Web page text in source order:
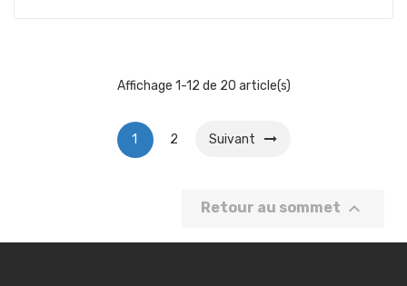
Affichage 1-12 de 20 article(s)
1 2 Suivant
Retour au sommet 